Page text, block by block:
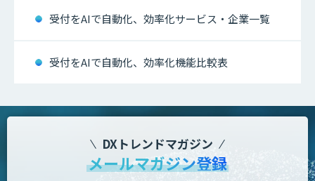
受付をAIで自動化、効率化サービス・企業一覧
受付をAIで自動化、効率化機能比較表
DXトレンドマガジン
メールマガジン登録